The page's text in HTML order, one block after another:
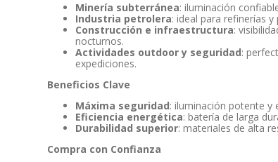
Minería subterránea: iluminación
Industria petrolera: ideal para refinerías
Construcción e infraestructura:
nocturnos.
Actividades outdoor y seguridad:
expediciones.
Beneficios Clave
Máxima seguridad: iluminación potente y
Eficiencia energética: batería de larga
Durabilidad superior: materiales de alta
Compra con Confianza